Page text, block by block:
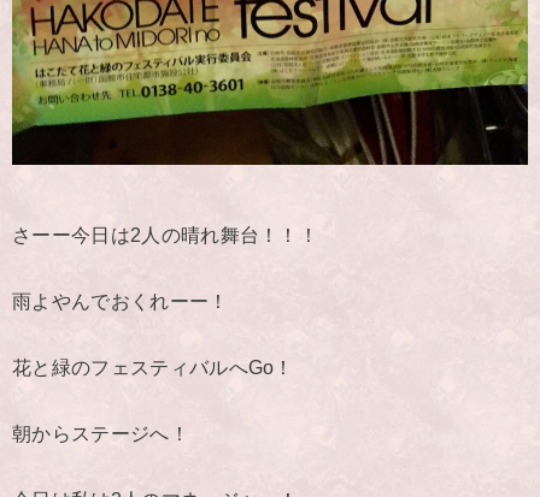
さーー今日は2人の晴れ舞台！！！
雨よやんでおくれーー！
花と緑のフェスティバルへGo！
朝からステージへ！